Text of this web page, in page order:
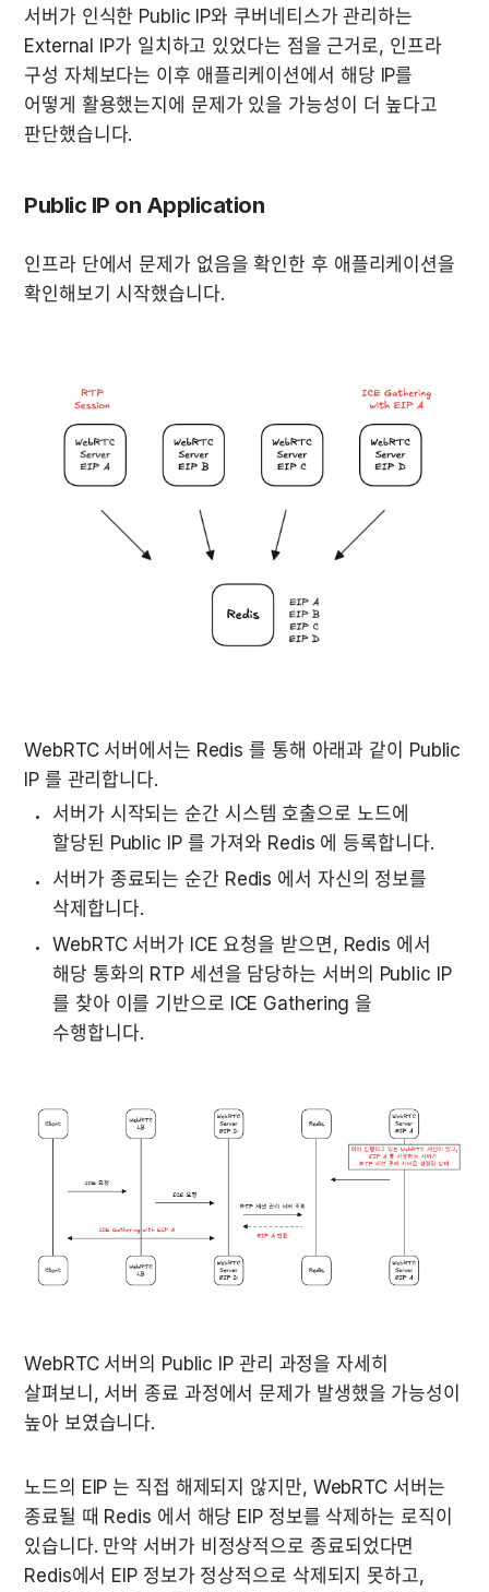
서버가 인식한 Public IP와 쿠버네티스가 관리하는
External IP가 일치하고 있었다는 점을 근거로, 인프라
구성 자체보다는 이후 애플리케이션에서 해당 IP를
어떻게 활용했는지에 문제가 있을 가능성이 더 높다고
판단했습니다.
Public IP on Application
인프라 단에서 문제가 없음을 확인한 후 애플리케이션을
확인해보기 시작했습니다.
WebRTC 서버에서는 Redis 를 통해 아래과 같이 Public
IP 를 관리합니다.
서버가 시작되는 순간 시스템 호출으로 노드에
할당된 Public IP 를 가져와 Redis 에 등록합니다.
서버가 종료되는 순간 Redis 에서 자신의 정보를
삭제합니다.
WebRTC 서버가 ICE 요청을 받으면, Redis 에서
해당 통화의 RTP 세션을 담당하는 서버의 Public IP
를 찾아 이를 기반으로 ICE Gathering 을
수행합니다.
WebRTC 서버의 Public IP 관리 과정을 자세히
살펴보니, 서버 종료 과정에서 문제가 발생했을 가능성이
높아 보였습니다.
노드의 EIP 는 직접 해제되지 않지만, WebRTC 서버는
종료될 때 Redis 에서 해당 EIP 정보를 삭제하는 로직이
있습니다. 만약 서버가 비정상적으로 종료되었다면
Redis에서 EIP 정보가 정상적으로 삭제되지 못하고,